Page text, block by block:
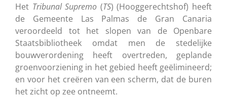
Het Tribunal Supremo (TS) (Hooggerechtshof) heeft
de Gemeente Las Palmas de Gran Canaria
veroordeeld tot het slopen van de Openbare
Staatsbibliotheek omdat men de stedelijke
bouwverordening heeft overtreden, geplande
groenvoorziening in het gebied heeft geëlimineerd;
en voor het creëren van een scherm, dat de buren
het zicht op zee ontneemt.